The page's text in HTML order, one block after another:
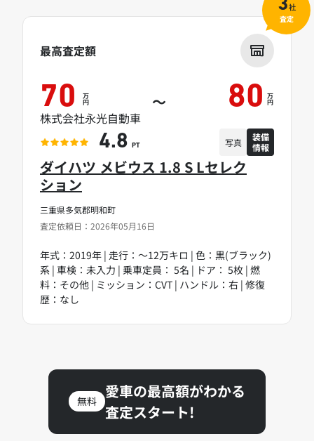
三重県多気郡明和町
査定依頼日：2026年05月16日
ダイハツ メビウス 1.8 S Lセレク
ション
年式：2019年 | 走行：～12万キロ | 色：黒(ブラック)
系 | 車検：未入力 | 乗車定員： 5名 | ドア： 5枚 | 燃
料：その他 | ミッション：CVT | ハンドル：右 | 修復
歴：なし
最高査定額
70 万
円 ～ 80 万
円
株式会社永光自動車
4.8 PT 写真
装備
情報
3社
査定
無料
愛車の最高額がわかる
査定スタート!